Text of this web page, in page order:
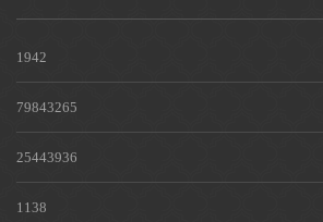
1942
79843265
25443936
1138